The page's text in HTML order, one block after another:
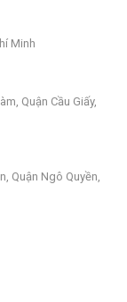
Minh
Quận Cầu Giấy,
Quận Ngô Quyền,